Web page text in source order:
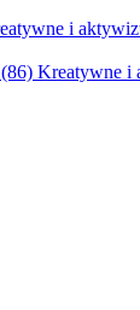
i
(86) Kreatywne i